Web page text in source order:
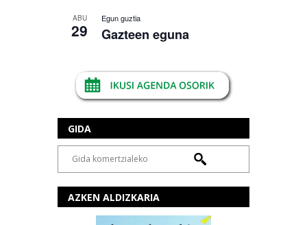
ABU
29
Egun guztia
Gazteen eguna
GIDA
AZKEN ALDIZKARIA